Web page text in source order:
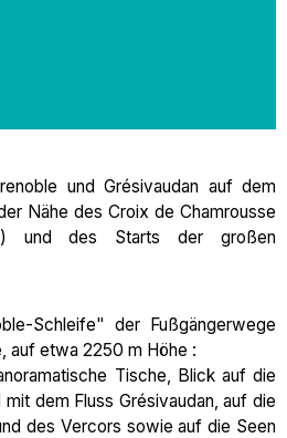
und Grésivaudan auf dem
Nähe des Croix de Chamrousse
und des Starts der großen
Schleife" der Fußgängerwege
auf etwa 2250 m Höhe :
Tische, Blick auf die
mit dem Fluss Grésivaudan, auf die
des Vercors sowie auf die Seen